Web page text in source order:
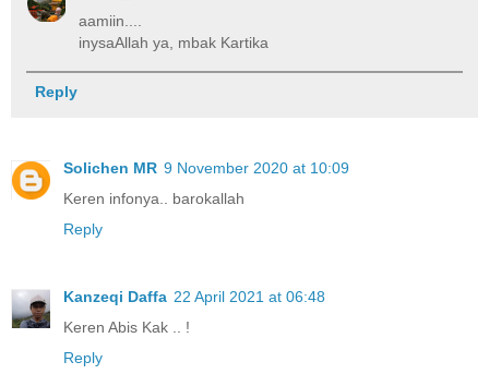
aamiin....
inysaAllah ya, mbak Kartika
Reply
Solichen MR 9 November 2020 at 10:09
Keren infonya.. barokallah
Reply
Kanzeqi Daffa 22 April 2021 at 06:48
Keren Abis Kak .. !
Reply